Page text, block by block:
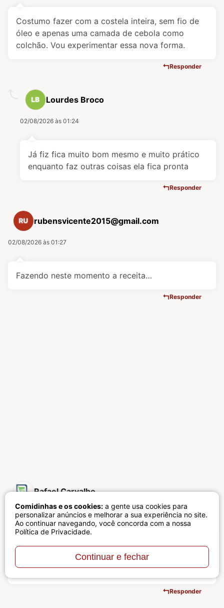
Costumo fazer com a costela inteira, sem fio de
óleo e apenas uma camada de cebola como
colchão. Vou experimentar essa nova forma.
Responder
Lourdes Broco
02/08/2026 às 01:24
Já fiz fica muito bom mesmo e muito prático
enquanto faz outras coisas ela fica pronta
Responder
rubensvicente2015@gmail.com
02/08/2026 às 01:27
Fazendo neste momento a receita…
Responder
Rafael Carvalho
02/08/2026 às 01:27
boa noite, reparei que receista de costela nas
categorias, está escrito errado, vai atrapalhar na
indexação. nada a ver com a receita kkkkkk.
Responder
Comidinhas e os cookies: a gente usa cookies para
personalizar anúncios e melhorar a sua experiência no site.
Ao continuar navegando, você concorda com a nossa
Política de Privacidade.
Continuar e fechar